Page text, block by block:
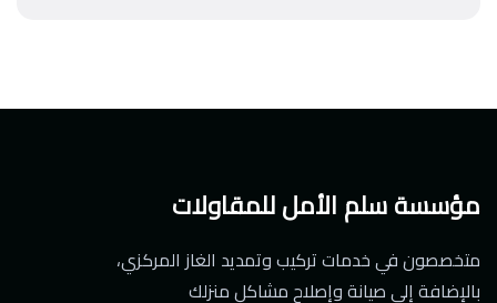
مؤسسة سلم الأمل للمقاولات
متخصصون في خدمات تركيب وتمديد الغاز المركزي،
بالإضافة إلى صيانة وإصلاح مشاكل منزلك